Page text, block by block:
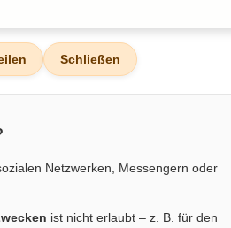
Schließen
Netzwerken, Messengern oder
ist nicht erlaubt – z. B. für den